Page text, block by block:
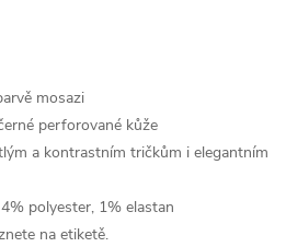
mosazi
perforované kůže
a kontrastním tričkům i elegantním
polyester, 1% elastan
na etiketě.